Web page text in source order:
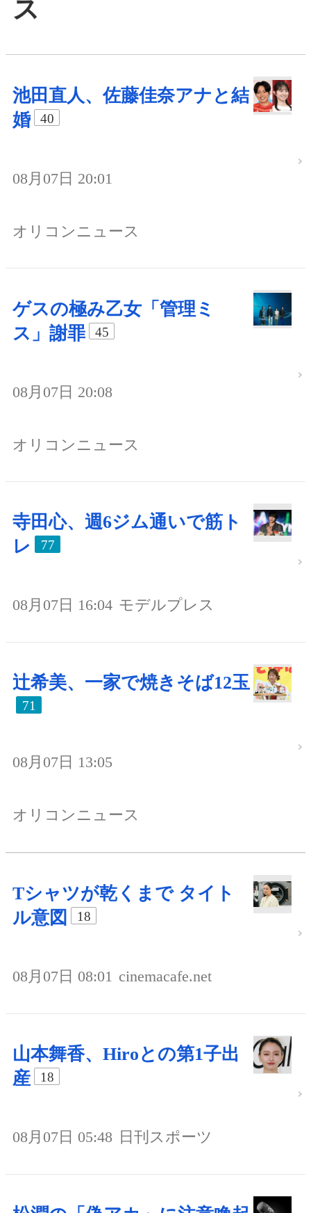
ス
池田直人、佐藤佳奈アナと結
婚
40
08月07日 20:01
オリコンニュース
ゲスの極み乙女「管理ミ
ス」謝罪
45
08月07日 20:08
オリコンニュース
寺田心、週6ジム通いで筋ト
レ
77
08月07日 16:04 モデルプレス
辻希美、一家で焼きそば12玉
71
08月07日 13:05
オリコンニュース
Tシャツが乾くまで タイト
ル意図
18
08月07日 08:01 cinemacafe.net
山本舞香、Hiroとの第1子出
産
18
08月07日 05:48 日刊スポーツ